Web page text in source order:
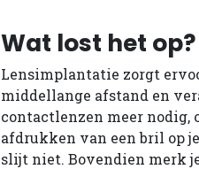
Wat lost het op?
Lensimplantatie zorgt
middellange afstand en
contactlenzen meer nodig,
afdrukken van een bril op
slijt niet. Bovendien merk